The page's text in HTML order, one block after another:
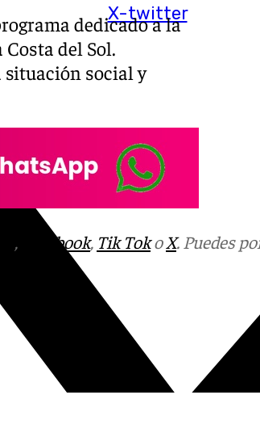
X-twitter
dedicado a la
del Sol.
situación social y
, Facebook, Tik TokoX. Puedes